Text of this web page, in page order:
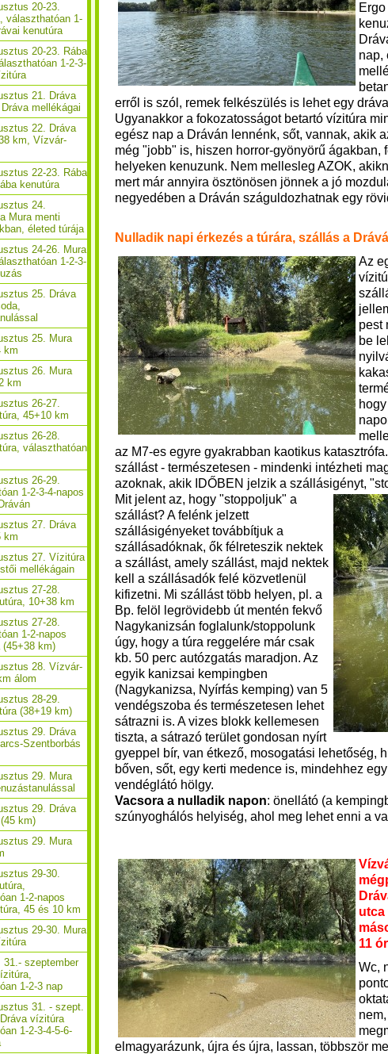
nap,
erről is szól, remek felkészülés is lehet egy
Ugyanakkor a fokozatosságot betartó vízitúra
egész nap a Dráván lennénk, sőt, vannak, akik
még "jobb" is, hiszen horror-gyönyörű ágakban,
helyeken kenuzunk. Nem mellesleg AZOK,
mert már annyira ösztönösen jönnek a jó
negyedében a Dráván száguldozhatnak egy
Nulladik napi érkezés a túrára, szállás a
Az
pest
be
az M7-es egyre gyakrabban kaotikus
szállást - természetesen - mindenki intézheti
azoknak, akik IDŐBEN jelzik a szállásigényt, "
Mit jelent az, hogy "stoppoljuk" a
szállást? A felénk jelzett
szállásigényeket továbbítjuk a
szállásadóknak, ők félreteszik nektek
a szállást, amely szállást, majd nektek
kell a szállásadók felé közvetlenül
kifizetni. Mi szállást több helyen, pl. a
Bp. felöl legrövidebb út mentén fekvő
Nagykanizsán foglalunk/stoppolunk
úgy, hogy a túra reggelére már csak
kb. 50 perc autózgatás maradjon. Az
egyik kanizsai kempingben
(Nagykanizsa, Nyírfás kemping) van 5
vendégszoba és természetesen lehet
sátrazni is. A vizes blokk kellemesen
tiszta, a sátrazó terület gondosan nyírt
gyeppel bír, van étkező, mosogatási lehetőség,
bőven, sőt, egy kerti medence is, mindehhez
vendéglátó hölgy.
Vacsora a nulladik napon: önellátó (a
szúnyoghálós helyiség, ahol meg lehet enni a
utca
11
Wc,
elmagyarázunk, újra és újra, lassan, többször
20-23.
választhatóan 1-
kenutúra
20-23. Rába
1-2-3-
21. Dráva
mellékágai
22. Dráva
km, Vízvár-
22-23. Rába
kenutúra
24.
Mura menti
életed túrája
24-26. Mura
1-2-3-
25. Dráva
25. Mura
km
26. Mura
km
26-27.
45+10 km
26-28.
választhatóan
26-29.
1-2-3-4-napos
27. Dráva
km
27. Vízitúra
mellékágain
27-28.
10+38 km
27-28.
1-2-napos
(45+38 km)
28. Vízvár-
álom
28-29.
(38+19 km)
29. Dráva
Szentborbás
29. Mura
29. Dráva
km)
29. Mura
29-30.
1-2-napos
45 és 10 km
29-30. Mura
31.- szeptember
1-2-3 nap
31. - szept.
vízitúra
1-2-3-4-5-6-